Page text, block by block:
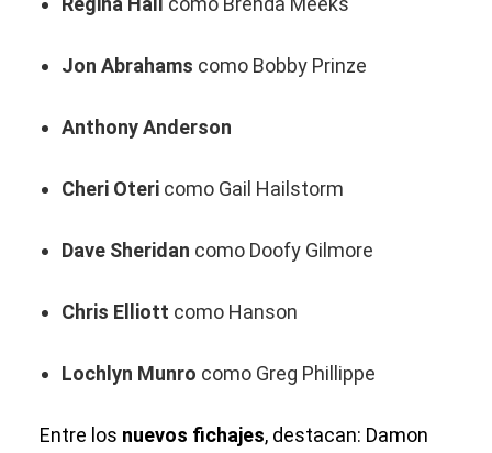
Jon Abrahams como Bobby Prinze
Anthony Anderson
Cheri Oteri como Gail Hailstorm
Dave Sheridan como Doofy Gilmore
Chris Elliott como Hanson
Lochlyn Munro como Greg Phillippe
Entre los nuevos fichajes, destacan: Damon